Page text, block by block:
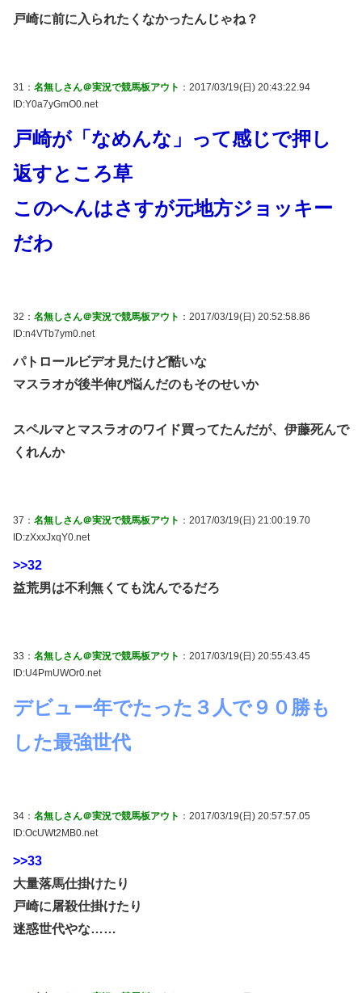
戸崎に前に入られたくなかったんじゃね？
31： 名無しさん＠実況で競馬板アウト ：2017/03/19(日) 20:43:22.94
ID:Y0a7yGmO0.net
戸崎が「なめんな」って感じで押し
返すところ草
このへんはさすが元地方ジョッキー
だわ
32： 名無しさん＠実況で競馬板アウト ：2017/03/19(日) 20:52:58.86
ID:n4VTb7ym0.net
パトロールビデオ見たけど酷いな
マスラオが後半伸び悩んだのもそのせいか
スペルマとマスラオのワイド買ってたんだが、伊藤死んで
くれんか
37： 名無しさん＠実況で競馬板アウト ：2017/03/19(日) 21:00:19.70
ID:zXxxJxqY0.net
>>32
益荒男は不利無くても沈んでるだろ
33： 名無しさん＠実況で競馬板アウト ：2017/03/19(日) 20:55:43.45
ID:U4PmUWOr0.net
デビュー年でたった３人で９０勝も
した最強世代
34： 名無しさん＠実況で競馬板アウト ：2017/03/19(日) 20:57:57.05
ID:OcUWt2MB0.net
>>33
大量落馬仕掛けたり
戸崎に屠殺仕掛けたり
迷惑世代やな……